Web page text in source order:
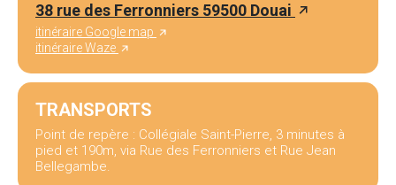
38 rue des Ferronniers 59500 Douai
itinéraire Google map
itinéraire Waze
TRANSPORTS
Point de repère : Collégiale Saint-Pierre, 3 minutes à
pied et 190m, via Rue des Ferronniers et Rue Jean
Bellegambe.